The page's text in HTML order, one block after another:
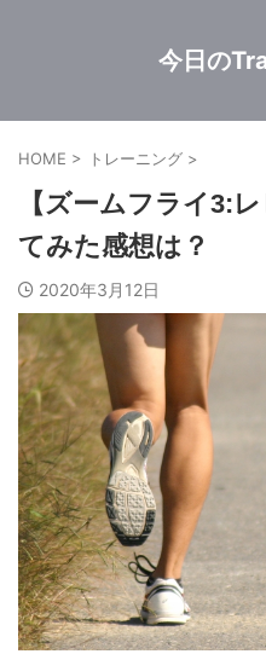
今日の
HOME > トレーニング >
【ズームフライ3:
てみた感想は？
2020年3月12日